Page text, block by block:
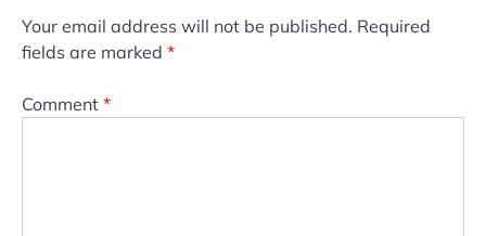
Your email address will not be published. Required
fields are marked *
Comment *